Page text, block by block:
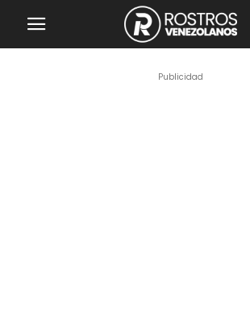
Publicidad